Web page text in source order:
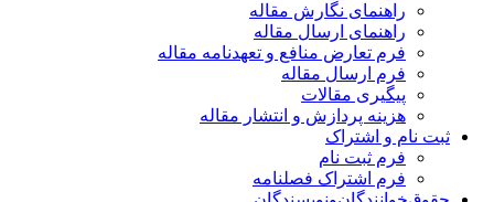
راهنمای نگارش مقاله
راهنمای ارسال مقاله
فرم تعارض منافع و تعهدنامه مقاله
فرم ارسال مقاله
پیگیری مقالات
هزینه پردازش و انتشار مقاله
ثبت نام و اشتراک
فرم ثبت نام
فرم اشتراک فصلنامه